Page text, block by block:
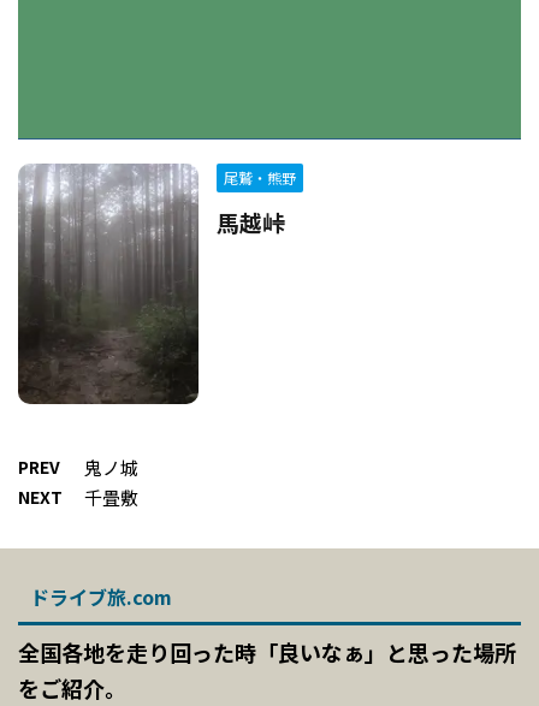
尾鷲・熊野
馬越峠
PREV 鬼ノ城
NEXT 千畳敷
ドライブ旅.com
全国各地を走り回った時「良いなぁ」と思った場所
をご紹介。